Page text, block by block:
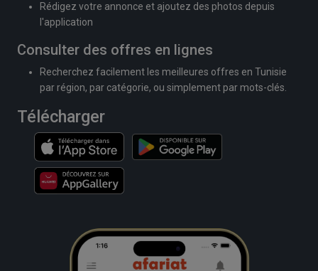
Rédigez votre annonce et ajoutez des photos depuis
l'application
Consulter des offres en lignes
Recherchez facilement les meilleures offres en Tunisie
par région, par catégorie, ou simplement par mots-clés.
Télécharger